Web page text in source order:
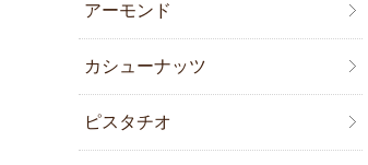
アーモンド
カシューナッツ
ピスタチオ